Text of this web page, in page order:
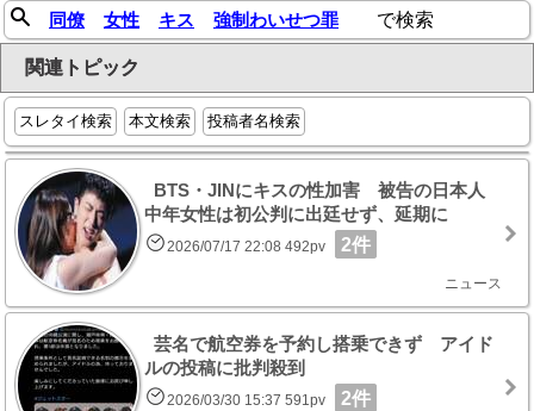
同僚 女性 キス 強制わいせつ罪 で検索
関連トピック
スレタイ検索 本文検索 投稿者名検索
BTS・JINにキスの性加害 被告の日本人
中年女性は初公判に出廷せず、延期に
2026/07/17 22:08 492pv 2件
ニュース
芸名で航空券を予約し搭乗できず アイド
ルの投稿に批判殺到
2026/03/30 15:37 591pv 2件